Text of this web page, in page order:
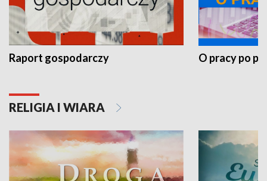
Raport gospodarczy O pracy po
RELIGIA I WIARA